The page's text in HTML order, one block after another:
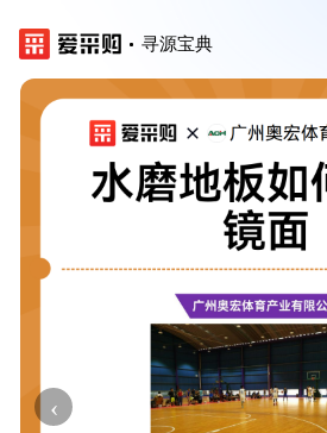
寻源宝典
‹